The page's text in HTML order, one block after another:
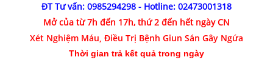
ĐT Tư vấn: 0985294298- Hotline: 02473001318
Mở của từ 7h đến 17h, thứ 2 đến hết ngày CN
Xét Nghiệm Máu, Điều Trị Bệnh Giun Sán Gây Ngứa
Thời gian trả kết quả trong ngày